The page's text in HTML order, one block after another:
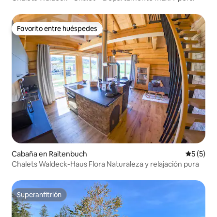
Favorito entre huéspedes
Favorito entre huéspedes
Cabaña en Raitenbuch
5 (5)
Chalets Waldeck-Haus Flora Naturaleza y relajación pura
Superanfitrión
Superanfitrión